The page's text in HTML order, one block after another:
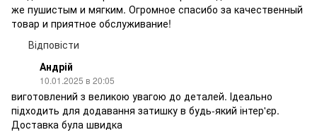
же пушистым и мягким. Огромное спасибо за качественный
товар и приятное обслуживание!
Відповісти
Андрій
10.01.2025 в 20:05
виготовлений з великою увагою до деталей. Ідеально
підходить для додавання затишку в будь-який інтер'єр.
Доставка була швидка